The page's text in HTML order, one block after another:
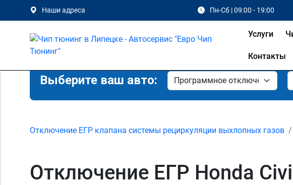
Наши адреса Пн-Сб | 09:00 - 19:00
Услуги
Контакты
Выберите ваш авто:
Отключение ЕГР клапана системы рециркуляции выхлопных газов
Отключение ЕГР Honda